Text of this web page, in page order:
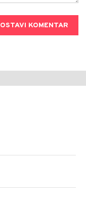
OSTAVI KOMENTAR